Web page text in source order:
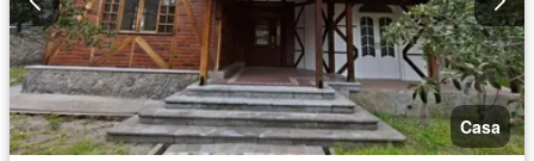
Casa